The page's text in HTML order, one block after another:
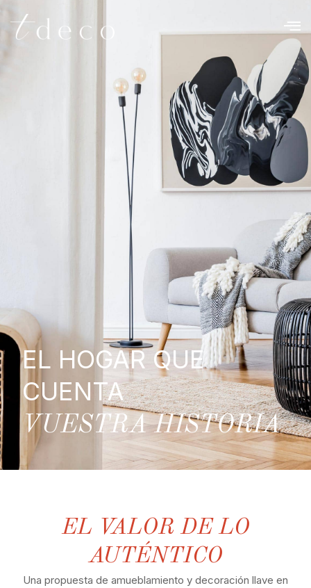
EL HOGAR QUE
CUENTA
VUESTRA HISTORIA
EL VALOR DE LO
AUTÉNTICO
Una propuesta de amueblamiento y decoración llave en